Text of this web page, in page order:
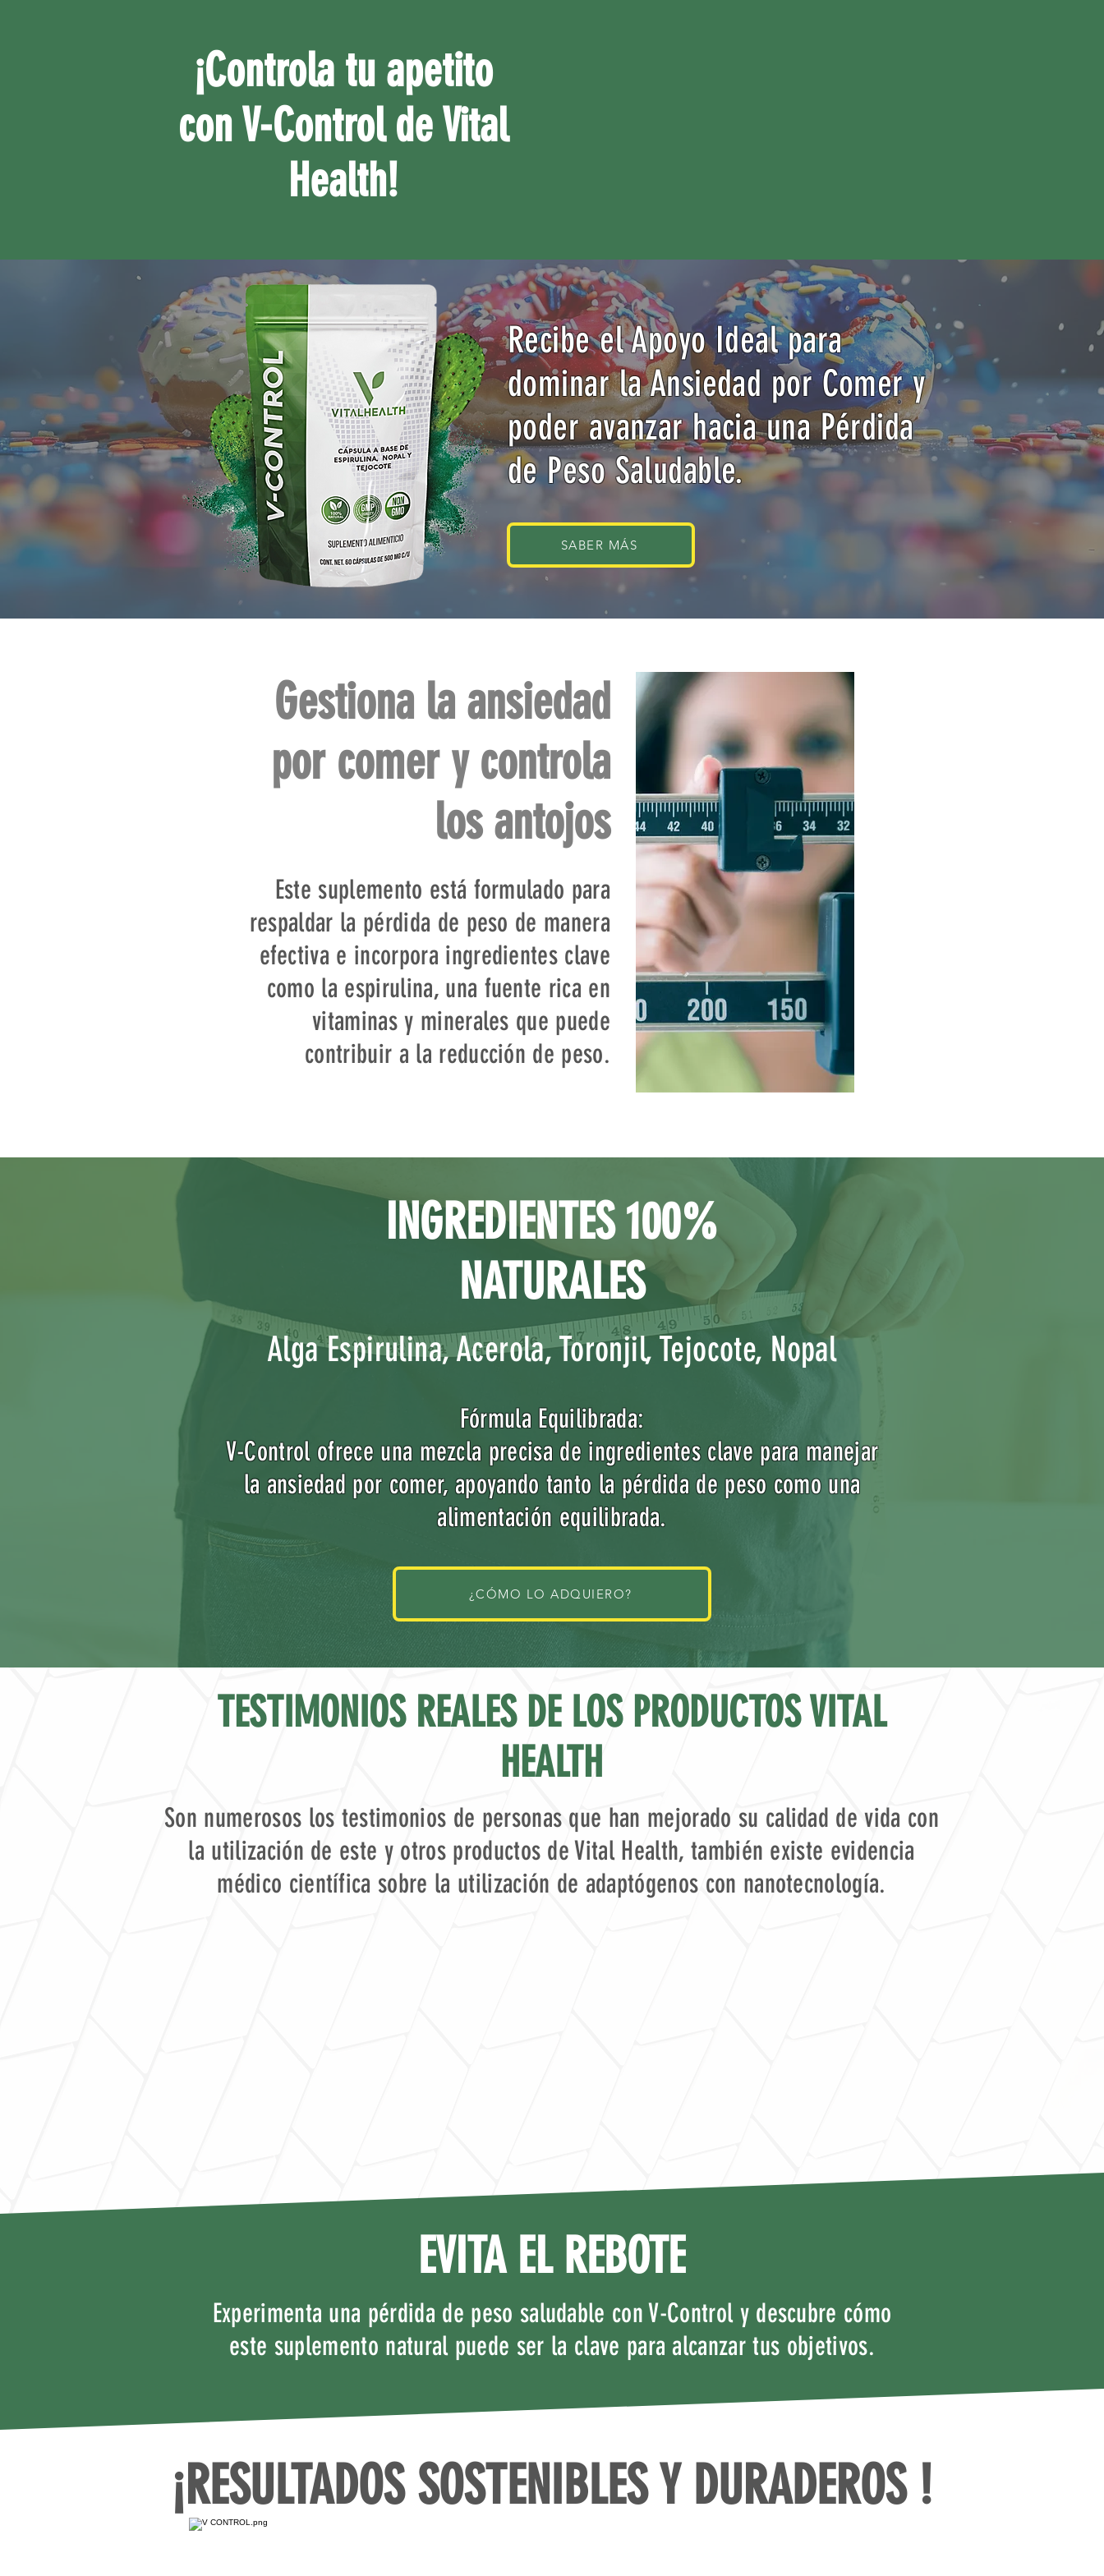
¡Controla tu apetito
con V-Control de Vital
Health!
Recibe el Apoyo Ideal para
dominar la Ansiedad por Comer y
poder avanzar hacia una Pérdida
de Peso Saludable.
SABER MÁS
Gestiona la ansiedad
por comer y controla
los antojos
Este suplemento está formulado para
respaldar la pérdida de peso de manera
efectiva e incorpora ingredientes clave
como la espirulina, una fuente rica en
vitaminas y minerales que puede
contribuir a la reducción de peso.
INGREDIENTES 100%
NATURALES
Alga Espirulina, Acerola, Toronjil, Tejocote, Nopal
Fórmula Equilibrada:
V-Control ofrece una mezcla precisa de ingredientes clave para manejar
la ansiedad por comer, apoyando tanto la pérdida de peso como una
alimentación equilibrada.
¿CÓMO LO ADQUIERO?
TESTIMONIOS REALES DE LOS PRODUCTOS VITAL
HEALTH
Son numerosos los testimonios de personas que han mejorado su calidad de vida con
la utilización de este y otros productos de Vital Health, también existe evidencia
médico científica sobre la utilización de adaptógenos con nanotecnología.
EVITA EL REBOTE
Experimenta una pérdida de peso saludable con V-Control y descubre cómo
este suplemento natural puede ser la clave para alcanzar tus objetivos.
¡RESULTADOS SOSTENIBLES Y DURADEROS !